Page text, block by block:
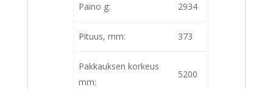
Paino g: 2934
Pituus, mm: 373
Pakkauksen korkeus
mm:
5200